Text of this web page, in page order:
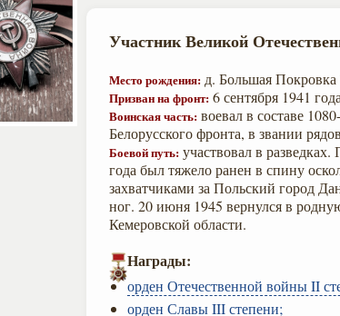
Участник Великой
Место рождения: д. Большая
Призван на фронт: 6 сентября 1941
Воинская часть: воевал в составе
Белорусского фронта, в звании
Боевой путь: участвовал в
года был тяжело ранен в спину
захватчиками за Польский город
ног. 20 июня 1945 вернулся в
Кемеровской области.
Награды:
орден Отечественной войны II
орден Славы III степени;